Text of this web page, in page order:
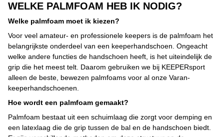
WELKE PALMFOAM HEB IK NODIG?
Welke palmfoam moet ik kiezen?
Voor veel amateur- en professionele keepers is de palmfoam het
belangrijkste onderdeel van een keeperhandschoen. Ongeacht
welke andere functies de handschoen heeft, is het uiteindelijk de
grip die het meest telt. Daarom gebruiken we bij KEEPERsport
alleen de beste, bewezen palmfoams voor al onze Varan-
keeperhandschoenen.
Hoe wordt een palmfoam gemaakt?
Palmfoam bestaat uit een schuimlaag die zorgt voor demping en
een latexlaag die de grip tussen de bal en de handschoen biedt.